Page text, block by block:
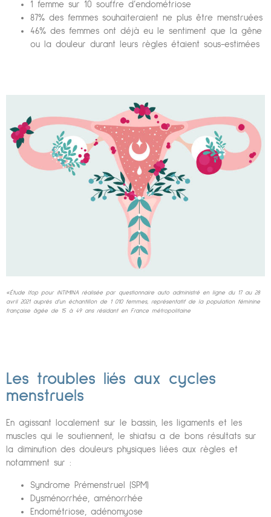
1 femme sur 10 souffre d’endométriose
87% des femmes souhaiteraient ne plus être menstruées
46% des femmes ont déjà eu le sentiment que la gêne
ou la douleur durant leurs règles étaient sous-estimées
«Étude Ifop pour iNTIMINA réalisée par questionnaire auto administré en ligne du 17 au 28
avril 2021 auprès d’un échantillon de 1 010 femmes, représentatif de la population féminine
française âgée de 15 à 49 ans résidant en France métropolitaine
Les troubles liés aux cycles
menstruels
En agissant localement sur le bassin, les ligaments et les
muscles qui le soutiennent, le shiatsu a de bons résultats sur
la diminution des douleurs physiques liées aux règles et
notamment sur :
Syndrome Prémenstruel (SPM)
Dysménorrhée, aménorrhée
Endométriose, adénomyose